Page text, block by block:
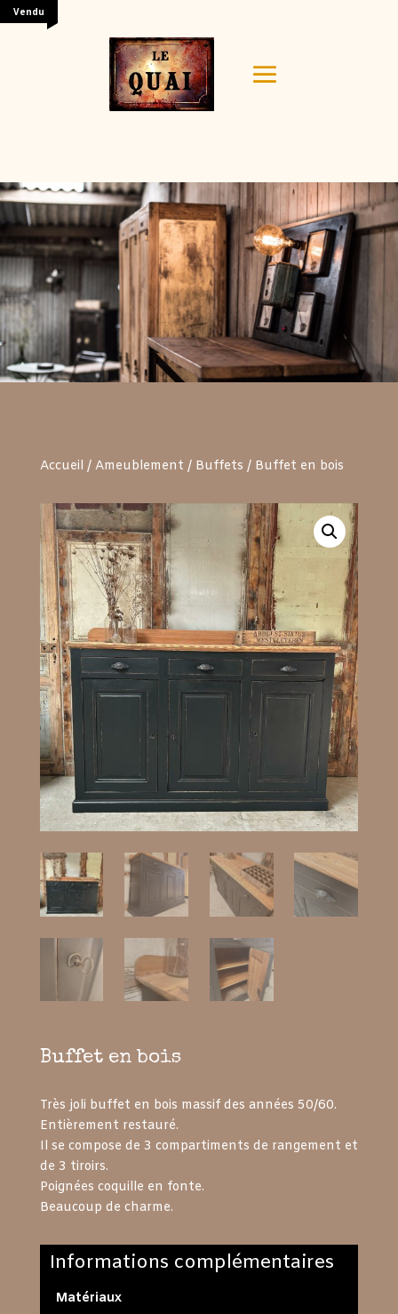
Vendu
Your content goes here. Edit or remove this text inline
or in the module Content settings. You can also style
every aspect of this content in the module Design
settings and even apply custom CSS to this text in the
module Advanced settings.
Accueil / Ameublement / Buffets / Buffet en bois
Buffet en bois
Très joli buffet en bois massif des années 50/60.
Entièrement restauré.
Il se compose de 3 compartiments de rangement et
de 3 tiroirs.
Poignées coquille en fonte.
Beaucoup de charme.
Informations complémentaires
Matériaux